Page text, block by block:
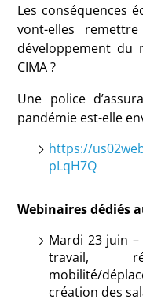
Les conséquences
vont-elles
développement du
CIMA ?
Une police
pandémie est-elle
https://
pLqH7Q
Webinaires dédiés
Mardi 23 juin
travail,
mobilité/
création des